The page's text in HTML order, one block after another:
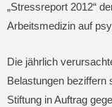
„Stressreport 2012“
Arbeitsmedizin auf
Die jährlich
Belastungen beziffern
Stiftung in Auftrag